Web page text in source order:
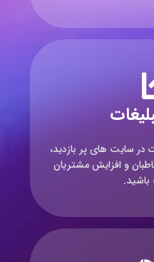
در سایت های پر بازدید،
و افزایش مشتریان